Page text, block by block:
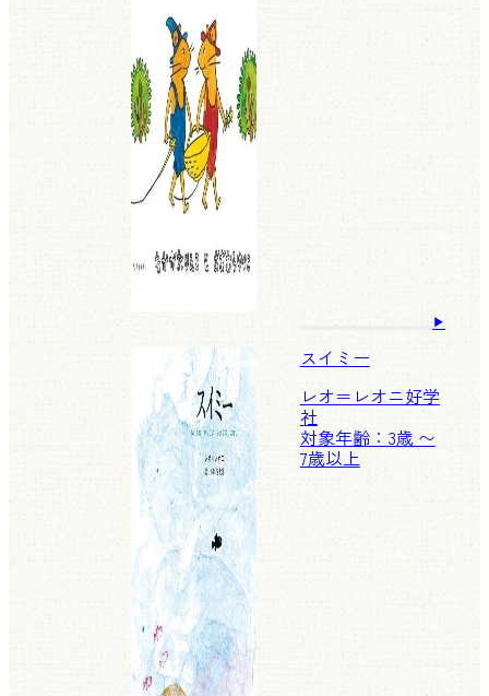
スイミー
レオ＝レオニ好学
社
対象年齢：3歳 〜
7歳以上